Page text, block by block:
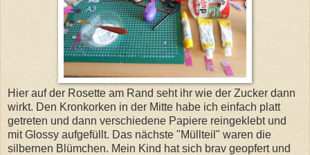
Hier auf der Rosette am Rand seht ihr wie der Zucker dann
wirkt. Den Kronkorken in der Mitte habe ich einfach platt
getreten und dann verschiedene Papiere reingeklebt und
mit Glossy aufgefüllt. Das nächste "Müllteil" waren die
silbernen Blümchen. Mein Kind hat sich brav geopfert und